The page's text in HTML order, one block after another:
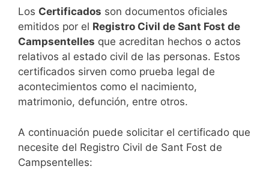
Los Certificados son documentos oficiales
emitidos por el Registro Civil de Sant Fost de
Campsentelles que acreditan hechos o actos
relativos al estado civil de las personas. Estos
certificados sirven como prueba legal de
acontecimientos como el nacimiento,
matrimonio, defunción, entre otros.
A continuación puede solicitar el certificado que
necesite del Registro Civil de Sant Fost de
Campsentelles: